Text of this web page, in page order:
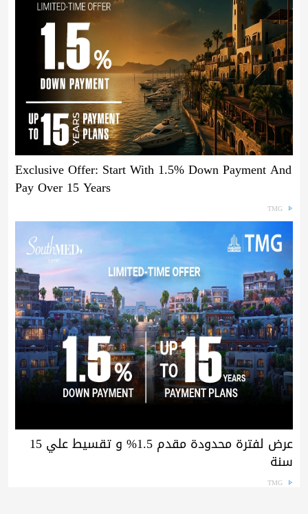
Exclusive Offer: Start With 1.5% Down Payment And
Pay Over 15 Years
TMG
عرض لفترة محدودة مقدم 1.5% و تقسيط علي 15
سنة
TMG